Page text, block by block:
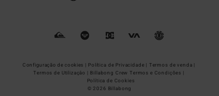
Configuração de cookies | Política de Privacidade | Termos de venda |
Termos de Utilizaçâo | Billabong Crew Termos e Condições |
Política de Cookies
© 2026 Billabong